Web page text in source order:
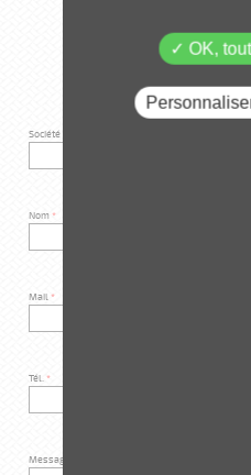
Société
Nom *
Mail*
Tél.*
Message
OK,